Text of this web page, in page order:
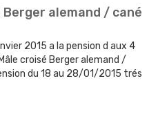
Berger alemand / cané
2015 a la pension d aux 4
croisé Berger alemand /
du 18 au 28/01/2015 trés